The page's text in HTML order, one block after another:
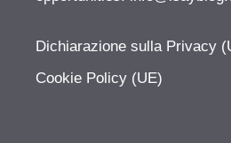
Dichiarazione sulla Privacy
Cookie Policy (UE)